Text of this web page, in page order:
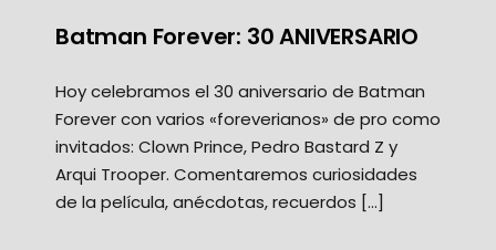
Batman Forever: 30 ANIVERSARIO
Hoy celebramos el 30 aniversario de Batman
Forever con varios «foreverianos» de pro como
invitados: Clown Prince, Pedro Bastard Z y
Arqui Trooper. Comentaremos curiosidades
de la película, anécdotas, recuerdos […]